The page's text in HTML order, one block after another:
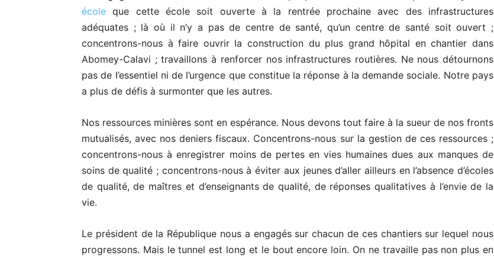
école que cette école soit ouverte à la rentrée prochaine avec des infrastructures
adéquates ; là où il n’y a pas de centre de santé, qu’un centre de santé soit ouvert ;
concentrons-nous à faire ouvrir la construction du plus grand hôpital en chantier dans
Abomey-Calavi ; travaillons à renforcer nos infrastructures routières. Ne nous détournons
pas de l’essentiel ni de l’urgence que constitue la réponse à la demande sociale. Notre pays
a plus de défis à surmonter que les autres.
Nos ressources minières sont en espérance. Nous devons tout faire à la sueur de nos fronts
mutualisés, avec nos deniers fiscaux. Concentrons-nous sur la gestion de ces ressources ;
concentrons-nous à enregistrer moins de pertes en vies humaines dues aux manques de
soins de qualité ; concentrons-nous à éviter aux jeunes d’aller ailleurs en l’absence d’écoles
de qualité, de maîtres et d’enseignants de qualité, de réponses qualitatives à l’envie de la
vie.
Le président de la République nous a engagés sur chacun de ces chantiers sur lequel nous
progressons. Mais le tunnel est long et le bout encore loin. On ne travaille pas non plus en